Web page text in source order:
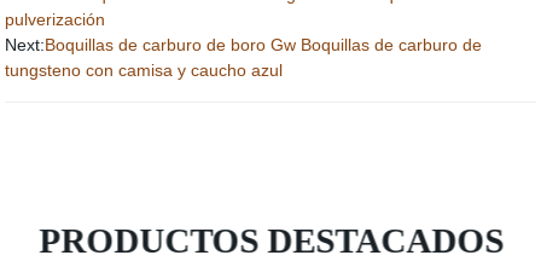
pulverización
Next:Boquillas de carburo de boro Gw Boquillas de carburo de
tungsteno con camisa y caucho azul
PRODUCTOS DESTACADOS